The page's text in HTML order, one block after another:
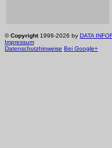
©Copyright1998-2026 by DATA
Impressum
Datenschutzhinweise Bei Google+